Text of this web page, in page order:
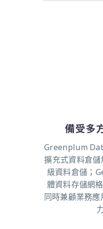
備受多
Greenplum
擴充式資料倉
級資料倉儲；
體資料存儲網
同時兼顧業務